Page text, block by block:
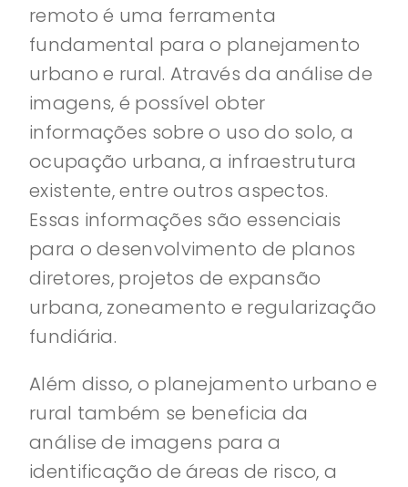
remoto é uma ferramenta
fundamental para o planejamento
urbano e rural. Através da análise de
imagens, é possível obter
informações sobre o uso do solo, a
ocupação urbana, a infraestrutura
existente, entre outros aspectos.
Essas informações são essenciais
para o desenvolvimento de planos
diretores, projetos de expansão
urbana, zoneamento e regularização
fundiária.
Além disso, o planejamento urbano e
rural também se beneficia da
análise de imagens para a
identificação de áreas de risco, a